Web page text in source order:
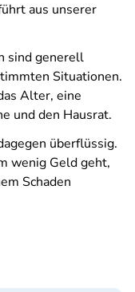
aus unserer
sind generell
Situationen.
Alter, eine
und den Hausrat.
überflüssig.
wenig Geld geht,
Schaden